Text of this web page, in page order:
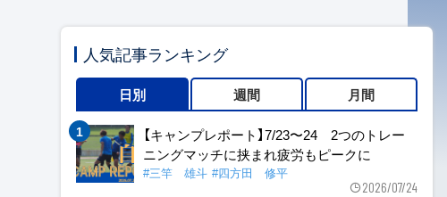
人気記事ランキング
日別 週間 月間
【キャンプレポート】7/23〜24 2つのトレー
ニングマッチに挟まれ疲労もピークに
#三竿 雄斗 #四方田 修平
2026/07/24